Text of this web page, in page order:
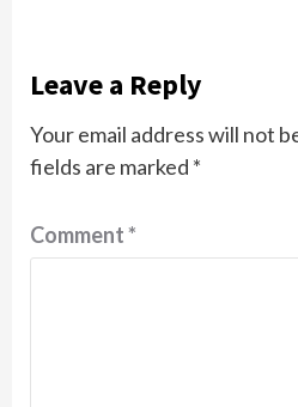
Leave a Reply
Your email address will not
fields are marked *
Comment*